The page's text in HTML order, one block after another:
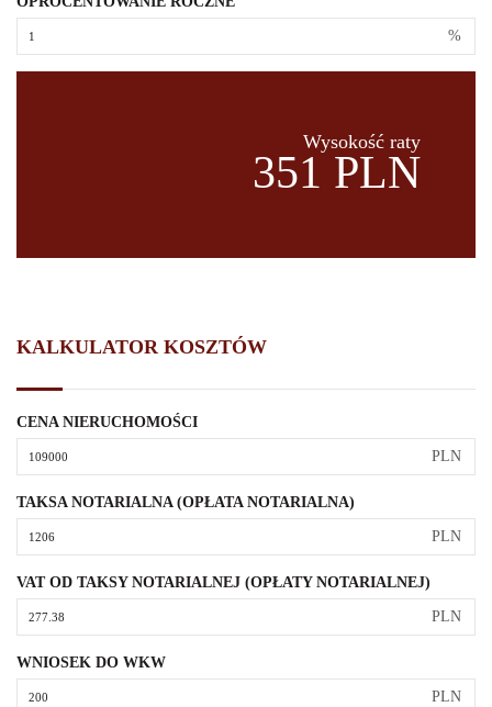
%
Wysokość raty
351 PLN
KALKULATOR KOSZTÓW
CENA NIERUCHOMOŚCI
PLN
TAKSA NOTARIALNA (OPŁATA NOTARIALNA)
PLN
VAT OD TAKSY NOTARIALNEJ (OPŁATY NOTARIALNEJ)
PLN
WNIOSEK DO WKW
PLN